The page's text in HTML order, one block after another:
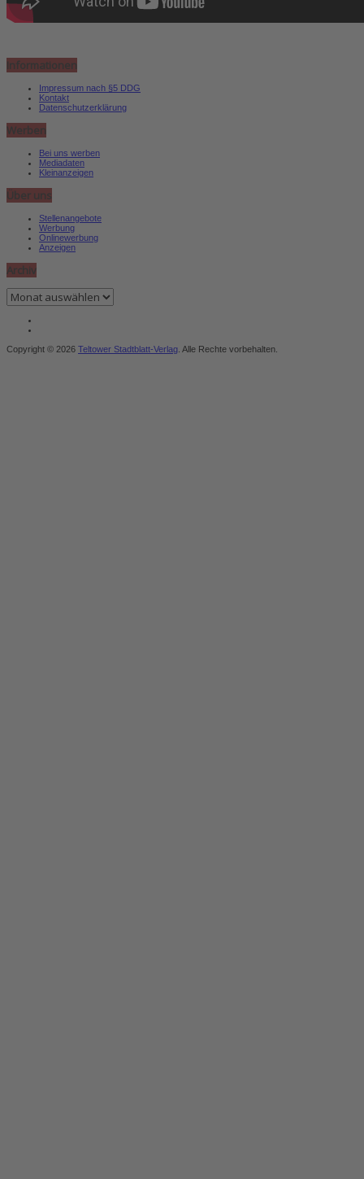
Informationen
Impressum nach §5 DDG
Kontakt
Datenschutzerklärung
Werben
Bei uns werben
Mediadaten
Kleinanzeigen
Über uns
Stellenangebote
Werbung
Onlinewerbung
Anzeigen
Archiv
Archiv
Copyright © 2026 Teltower Stadtblatt-Verlag . Alle Rechte vorbehalten.